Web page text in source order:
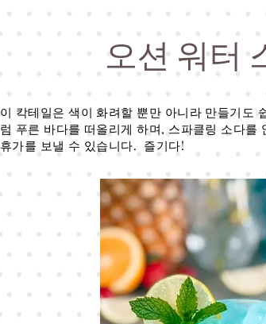
오션 워터
이 칵테일은 색이 화려할 뿐만 아니라 만들기도
럼 푸른 바다를 떠올리게 하며, 스파클링 소다를
휴가를 보낼 수 있습니다. 즐기다!